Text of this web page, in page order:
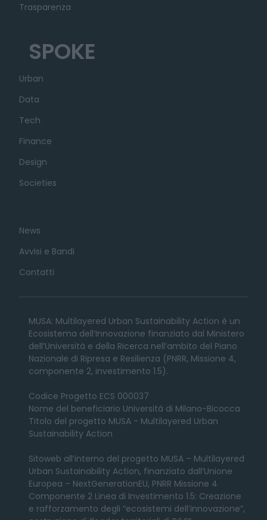
Trasparenza
SPOKE
Urban
Data
Tech
Finance
Design
Societies
News
Avvisi e Bandi
Contatti
MUSA: Multilayered Urban Sustainability Action è un
Ecosistema dell’Innovazione finanziato dal Ministero
dell’Università e della Ricerca nell’ambito del Piano
Nazionale di Ripresa e Resilienza (PNRR, Missione 4,
componente 2, investimento 1.5).
Codice Progetto ECS 000037
Nome del beneficiario Università di Milano-Bicocca
Titolo del progetto MUSA - Multilayered Urban
Sustainability Action
Sitoweb all’interno del progetto MUSA – Multilayered
Urban Sustainability Action, finanziato dall’Unione
Europea – NextGenerationEU, PNRR Missione 4
Componente 2 Linea di Investimento 1.5: Creazione
e rafforzamento degli “ecosistemi dell’innovazione”,